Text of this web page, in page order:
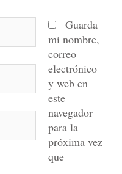
Guarda
mi nombre,
correo
electrónico
y web en
este
navegador
para la
próxima vez
que